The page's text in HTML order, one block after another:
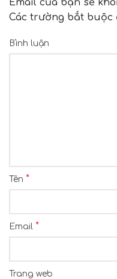
Email của bạn sẽ
Các trường bắt buộc
Bình luận
Tên *
Email *
Trang web